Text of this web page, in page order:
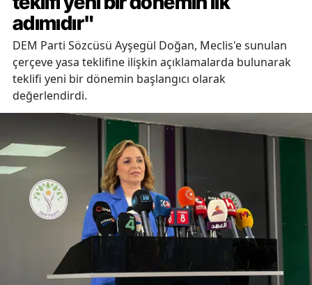
adımıdır"
DEM Parti Sözcüsü Ayşegül Doğan, Meclis'e sunulan
çerçeve yasa teklifine ilişkin açıklamalarda bulunarak
teklifi yeni bir dönemin başlangıcı olarak
değerlendirdi.